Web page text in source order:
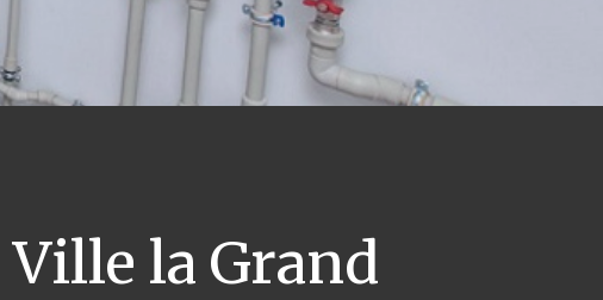
Ville la Grand